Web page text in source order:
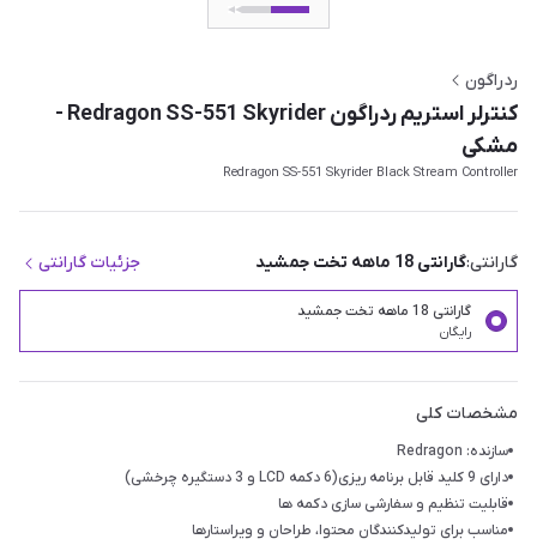
ردراگون
کنترلر استریم ردراگون Redragon SS-551 Skyrider -
مشکی
Redragon SS-551 Skyrider Black Stream Controller
گارانتی:گارانتی 18 ماهه تخت جمشید جزئیات گارانتی
گارانتی 18 ماهه تخت جمشید
رایگان
مشخصات کلی
سازنده: Redragon
دارای 9 کلید قابل برنامه ریزی(6 دکمه LCD و 3 دستگیره چرخشی)
قابلیت تنظیم و سفارشی سازی دکمه ها
مناسب برای تولیدکنندگان محتوا، طراحان و ویراستارها